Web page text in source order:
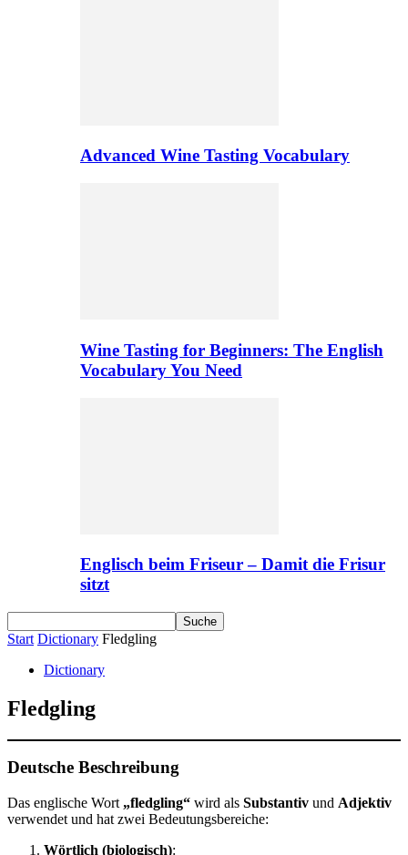
Advanced Wine Tasting Vocabulary
Wine Tasting for Beginners: The English
Vocabulary You Need
Englisch beim Friseur – Damit die Frisur
sitzt
Start Dictionary Fledgling
Dictionary
Fledgling
Deutsche Beschreibung
Das englische Wort „fledgling“ wird als Substantiv und Adjektiv
verwendet und hat zwei Bedeutungsbereiche:
Wörtlich (biologisch):